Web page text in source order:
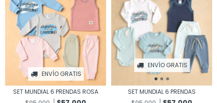
ENVÍO GRATIS
SET MUNDIAL 6 PRENDAS ROSA
ENVÍO GRATIS
SET MUNDIAL 6 PRENDAS